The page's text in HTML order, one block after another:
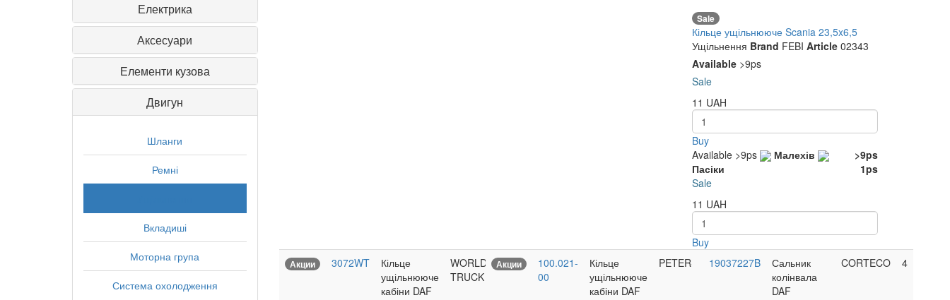
Електрика
Аксесуари
Елементи кузова
Двигун
Шланги
Ремні
Вкладиші
Моторна група
Система охолодження
Sale
Кільце ущільнююче Scania 23,5x6,5
Ущільнення Brand FEBIArticle 02343
Available >9ps
Sale
11 UAH
Buy
Available >9ps Малехів
>9ps
Пасіки
1ps
Sale
11 UAH
Buy
Акции 3072WT
Кільце
ущільнююче
кабіни DAF
WORLD
TRUCK
6
Акции
100.021-
00
Кільце
ущільнююче
кабіни DAF
PETERS
319037227B
Сальник
колінвала
DAF
CORTECO 4